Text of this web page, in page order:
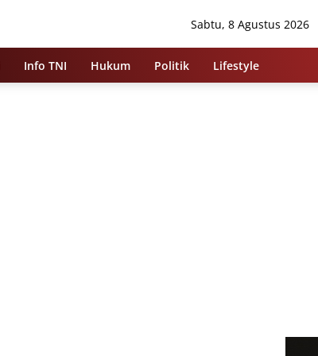
Sabtu, 8 Agustus 2026
Info TNI Hukum Politik Lifestyle